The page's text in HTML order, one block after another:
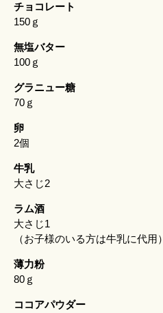
チョコレート
150ｇ
無塩バター
100ｇ
グラニュー糖
70ｇ
卵
2個
牛乳
大さじ2
ラム酒
大さじ1
（お子様のいる方は牛乳に代用）
薄力粉
80ｇ
ココアパウダー